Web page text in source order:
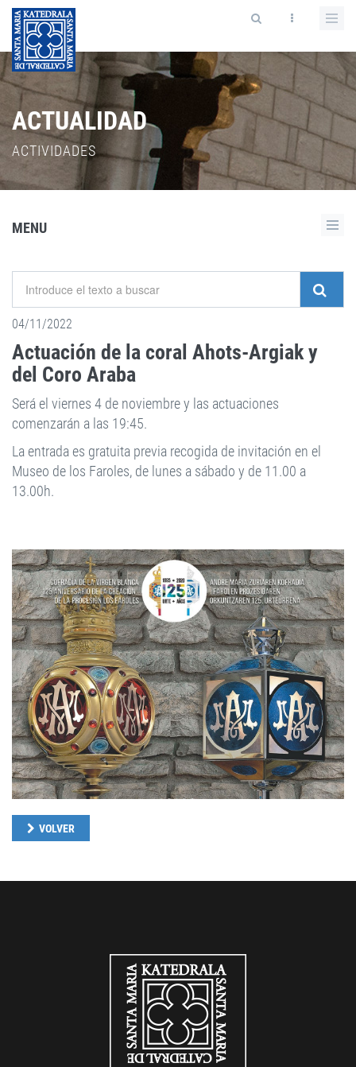
ACTUALIDAD
ACTIVIDADES
MENU
04/11/2022
Actuación de la coral Ahots-Argiak y
del Coro Araba
Será el viernes 4 de noviembre y las actuaciones
comenzarán a las 19:45.
La entrada es gratuita previa recogida de invitación en el
Museo de los Faroles, de lunes a sábado y de 11.00 a
13.00h.
VOLVER